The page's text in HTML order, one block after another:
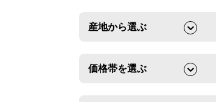
産地から選ぶ
価格帯を選ぶ